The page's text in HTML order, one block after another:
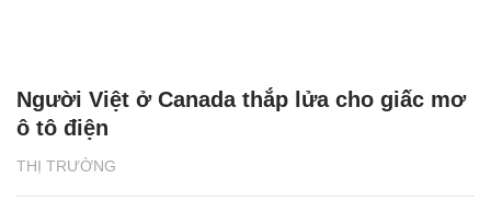
THỊ TRƯỜNG
Người Việt ở Canada thắp lửa cho giấc mơ
ô tô điện